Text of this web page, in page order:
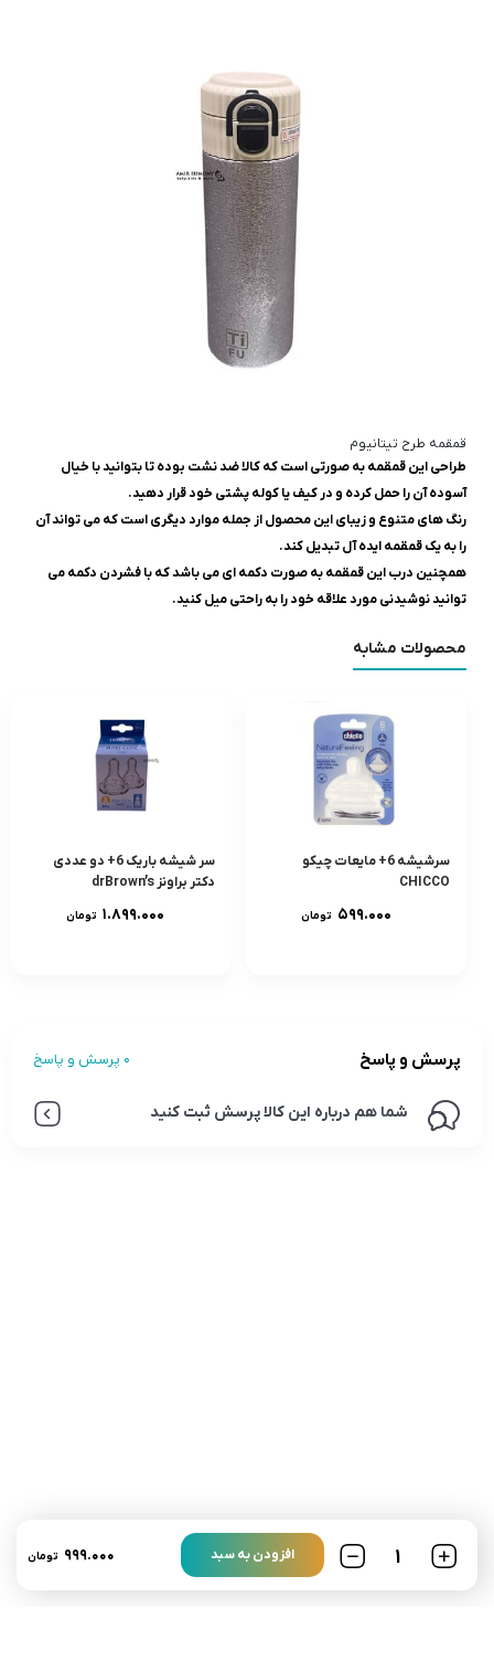
افزودن به سبد ۹۹۹.۰۰۰ تومان
قمقمه طرح تیتانیوم
طراحی این قمقمه به صورتی است که کالا ضد نشت بوده تا بتوانید با خیال
آسوده آن را حمل کرده و در کیف یا کوله پشتی خود قرار دهید.
رنگ های متنوع و زیبای این محصول از جمله موارد دیگری است که می تواند آن
را به یک قمقمه ایده آل تبدیل کند.
همچنین درب این قمقمه به ‌صورت دکمه ای می باشد که با فشردن دکمه می
توانید نوشیدنی مورد علاقه خود را به راحتی میل کنید.
محصولات مشابه
سرشيشه 6+ مایعات چیکو
CHICCO
۵۹۹.۰۰۰ تومان
سر شيشه باريک 6+ دو عددى
دکتر براونز drBrown’s
۱.۸۹۹.۰۰۰ تومان
پرسش و پاسخ 0 پرسش و پاسخ
شما هم درباره این کالا پرسش ثبت کنید
لینک های کاربردی :